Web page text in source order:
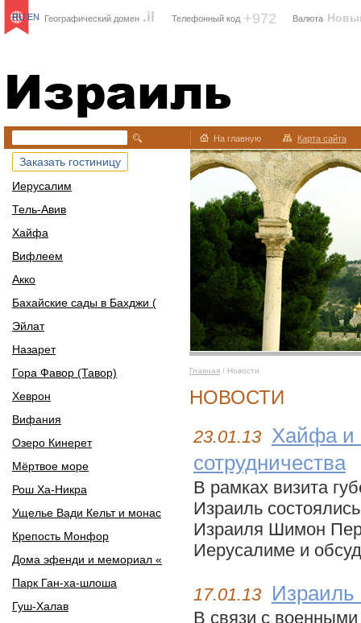
Израиль
Географический домен .il Телефонный код +972 Валюта
RU EN
На главную Карта сайта
Заказать гостиницу
Иерусалим
Тель-Авив
Хайфа
Вифлеем
Акко
Бахайские сады в Бахджи (
Эйлат
Назарет
Гора Фавор (Тавор)
Хеврон
Вифания
Озеро Кинерет
Мёртвое море
Рош Ха-Никра
Ущелье Вади Кельт и монас
Крепость Монфор
Дома эфенди и мемориал «
Парк Ган-ха-шлоша
Гуш-Халав
Главная / Новости
НОВОСТИ
23.01.13 Хайфа и
сотрудничества
В рамках визита
Израиль
Израиля Шимон
Иерусалиме и
17.01.13 Израиль
В связи с